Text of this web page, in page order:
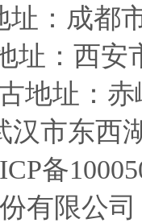
址 ：成都
址 ：西
地址：
汉市东西
备
有限公司